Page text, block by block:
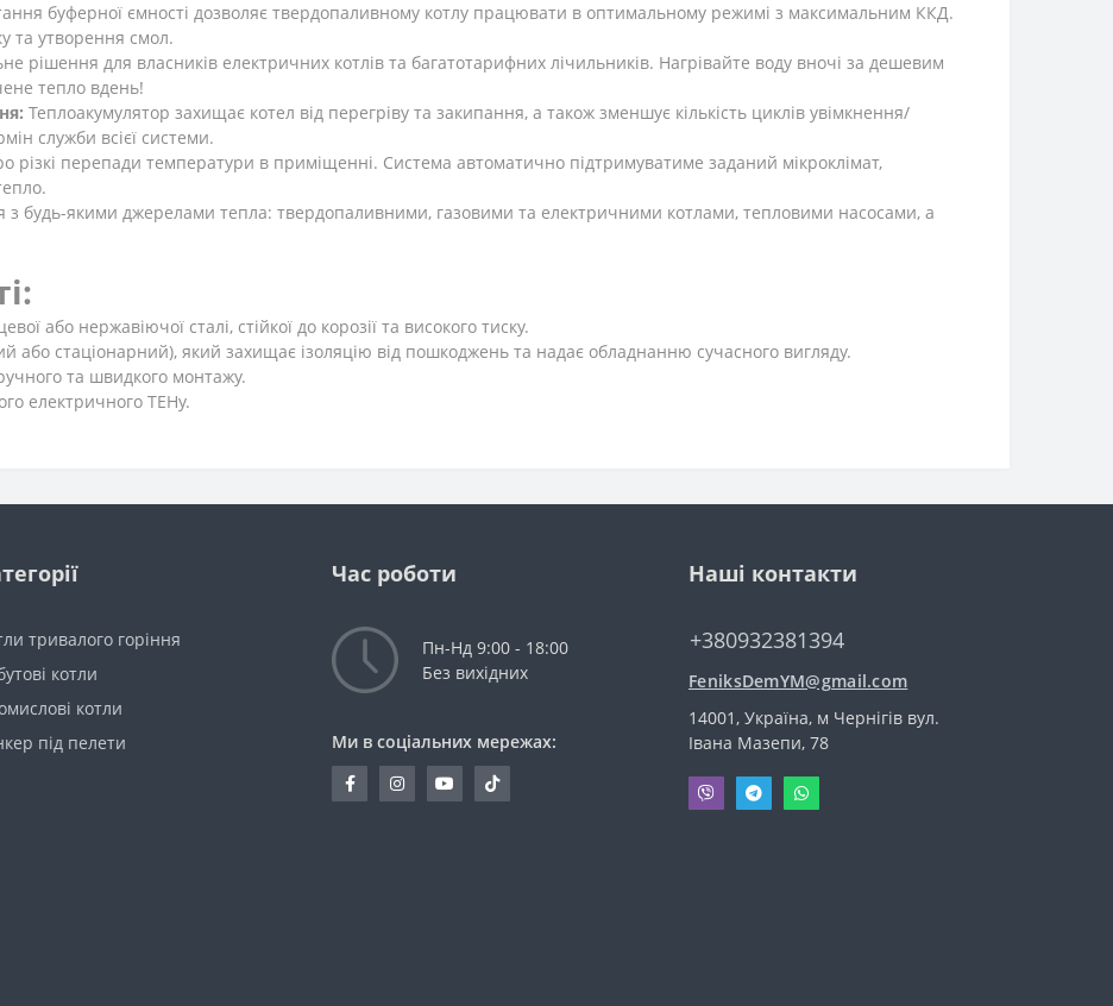
буферної ємності дозволяє твердопаливному котлу працювати в оптимальному режимі з максимальним ККД.
та утворення смол.
рішення для власників електричних котлів та багатотарифних лічильників. Нагрівайте воду вночі за дешевим
тепло вдень!
Теплоакумулятор захищає котел від перегріву та закипання, а також зменшує кількість циклів увімкнення/
служби всієї системи.
різкі перепади температури в приміщенні. Система автоматично підтримуватиме заданий мікроклімат,
з будь-якими джерелами тепла: твердопаливними, газовими та електричними котлами, тепловими насосами, а
або нержавіючої сталі, стійкої до корозії та високого тиску.
або стаціонарний), який захищає ізоляцію від пошкоджень та надає обладнанню сучасного вигляду.
та швидкого монтажу.
електричного ТЕНу.
тривалого горіння
котли
котли
під пелети
Час роботи
Пн-Нд 9:00 - 18:00
Без вихідних
Ми в соціальних мережах:
Наші контакти
+380932381394
FeniksDemYM@gmail.com
14001, Україна, м Чернігів вул.
Івана Мазепи, 78